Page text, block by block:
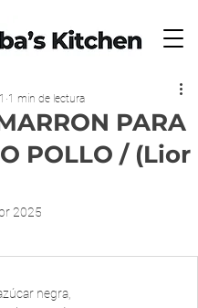
PARA
POLLO / (Lior
1 min de lectura
2025
negra,